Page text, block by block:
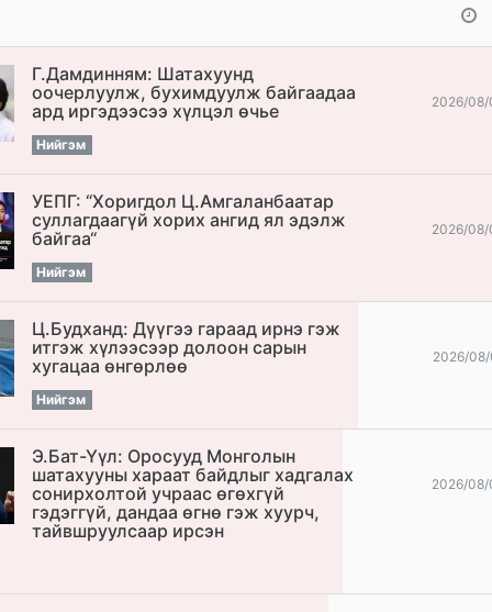
Г.Дамдинням: Шатахуунд
оочерлуулж, бухимдуулж байгаадаа
ард иргэдээсээ хүлцэл өчье
Нийгэм
2026/08/
УЕПГ: “Хоригдол Ц.Амгаланбаатар
cуллагдаагүй хорих ангид ял эдэлж
байгаа“
Нийгэм
2026/08/
Ц.Будханд: Дүүгээ гараад ирнэ гэж
итгэж хүлээсээр долоон сарын
хугацаа өнгөрлөө
Нийгэм
2026/
Э.Бат-Үүл: Оросууд Монголын
шатахууны хараат байдлыг хадгалах
сонирхолтой учраас өгөхгүй
гэдэггүй, дандаа өгнө гэж хуурч,
тайвшруулсаар ирсэн
2026/08/